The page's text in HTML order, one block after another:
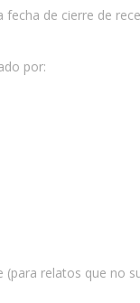
de cierre de
por:
relatos que no